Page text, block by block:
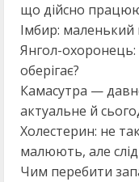
що дійсно
Імбир:
Янгол-охоронець:
оберігає?
Камасутра —
актуальне й
Холестерин: не
малюють, але
Чим перебити